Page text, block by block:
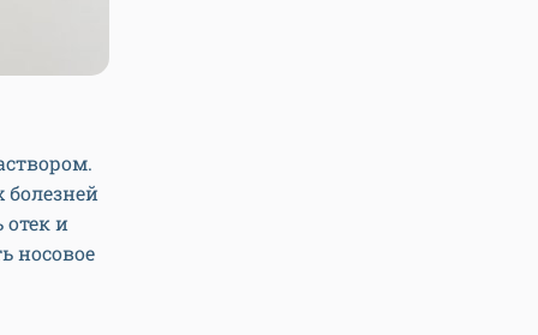
и
носовое